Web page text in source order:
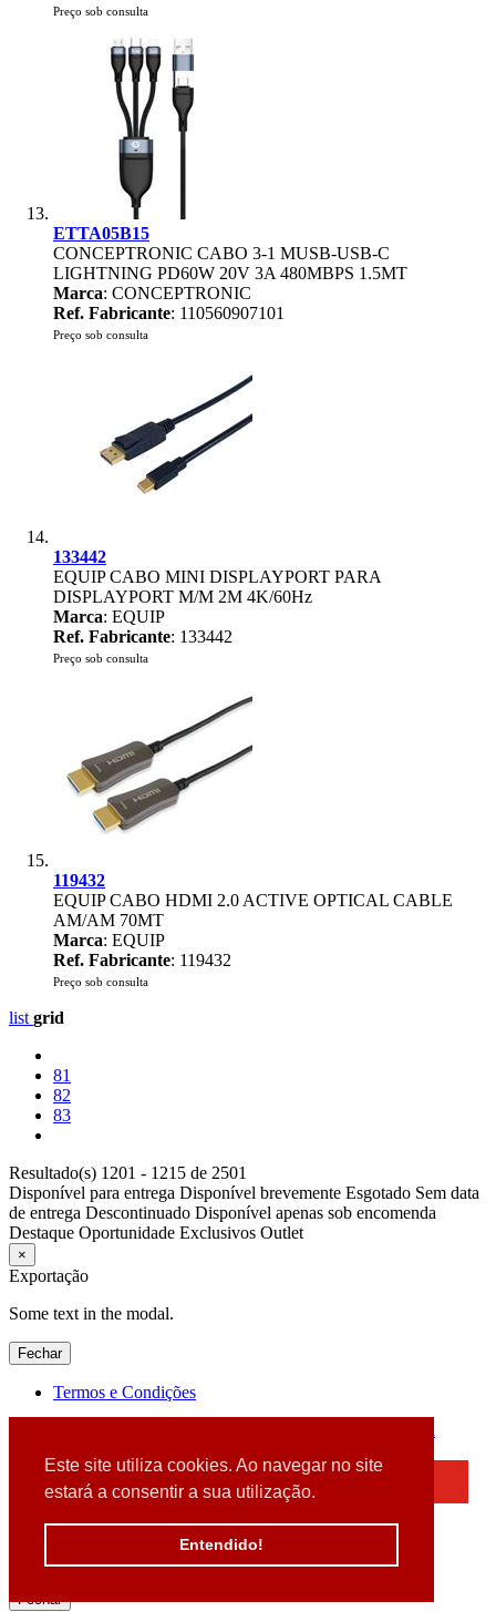
Este site utiliza cookies. Ao navegar no site
estará a consentir a sua utilização.
Entendido!
Preço sob consulta
ETTA05B15
CONCEPTRONIC CABO 3-1 MUSB-USB-C
LIGHTNING PD60W 20V 3A 480MBPS 1.5MT
Marca: CONCEPTRONIC
Ref. Fabricante: 110560907101
Preço sob consulta
133442
EQUIP CABO MINI DISPLAYPORT PARA
DISPLAYPORT M/M 2M 4K/60Hz
Marca: EQUIP
Ref. Fabricante: 133442
Preço sob consulta
119432
EQUIP CABO HDMI 2.0 ACTIVE OPTICAL CABLE
AM/AM 70MT
Marca: EQUIP
Ref. Fabricante: 119432
Preço sob consulta
list grid
81
82
83
Resultado(s) 1201 - 1215 de 2501
Disponível para entrega Disponível brevemente Esgotado Sem data
de entrega Descontinuado Disponível apenas sob encomenda
Destaque Oportunidade Exclusivos Outlet
×
Exportação
Some text in the modal.
Fechar
Termos e Condições
Detectamos que está a usar um browser desatualizado
Por favor, atualize o seu browser
para garantir uma melhor experiência.
Fechar